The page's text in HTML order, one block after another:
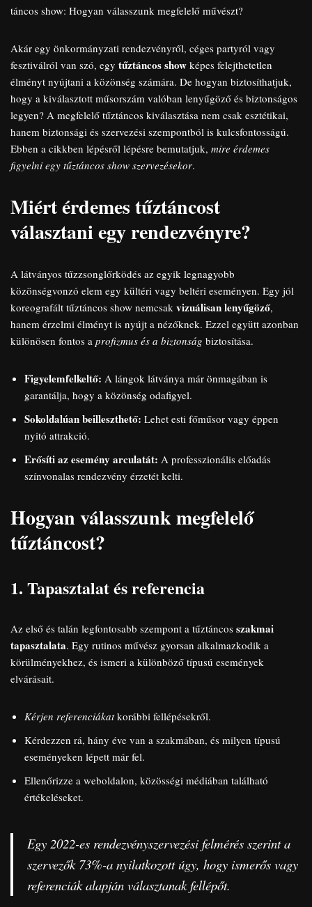
táncos show: Hogyan válasszunk megfelelő művészt?
Akár egy önkormányzati rendezvényről, céges partyról vagy
fesztiválról van szó, egy tűztáncos show képes felejthetetlen
élményt nyújtani a közönség számára. De hogyan biztosíthatjuk,
hogy a kiválasztott műsorszám valóban lenyűgöző és biztonságos
legyen? A megfelelő tűztáncos kiválasztása nem csak esztétikai,
hanem biztonsági és szervezési szempontból is kulcsfontosságú.
Ebben a cikkben lépésről lépésre bemutatjuk, mire érdemes
figyelni egy tűztáncos show szervezésekor.
Miért érdemes tűztáncost
választani egy rendezvényre?
A látványos tűzzsonglőrködés az egyik legnagyobb
közönségvonzó elem egy kültéri vagy beltéri eseményen. Egy jól
koreografált tűztáncos show nemcsak vizuálisan lenyűgöző,
hanem érzelmi élményt is nyújt a nézőknek. Ezzel együtt azonban
különösen fontos a profizmus és a biztonság biztosítása.
Figyelemfelkeltő: A lángok látványa már önmagában is
garantálja, hogy a közönség odafigyel.
Sokoldalúan beilleszthető: Lehet esti főműsor vagy éppen
nyitó attrakció.
Erősíti az esemény arculatát: A professzionális előadás
színvonalas rendezvény érzetét kelti.
Hogyan válasszunk megfelelő
tűztáncost?
1. Tapasztalat és referencia
Az első és talán legfontosabb szempont a tűztáncos szakmai
tapasztalata. Egy rutinos művész gyorsan alkalmazkodik a
körülményekhez, és ismeri a különböző típusú események
elvárásait.
Kérjen referenciákatkorábbi fellépésekről.
Kérdezzen rá, hány éve van a szakmában, és milyen típusú
eseményeken lépett már fel.
Ellenőrizze a weboldalon, közösségi médiában található
értékeléseket.
Egy 2022-es rendezvényszervezési felmérés szerint a
szervezők 73%-a nyilatkozott úgy, hogy ismerős vagy
referenciák alapján választanak fellépőt.